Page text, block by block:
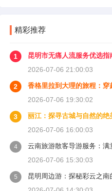
精彩推荐
1
昆明市无痛人流服务优选
2026-07-06 21:00:03
2
香格里拉到大理的旅程：穿
2026-07-06 19:30:02
3
丽江：探寻古城与自然的绝
2026-07-06 16:00:03
4
云南旅游散客导游服务：
2026-07-06 15:30:03
5
昆明周边游：探秘彩云之南